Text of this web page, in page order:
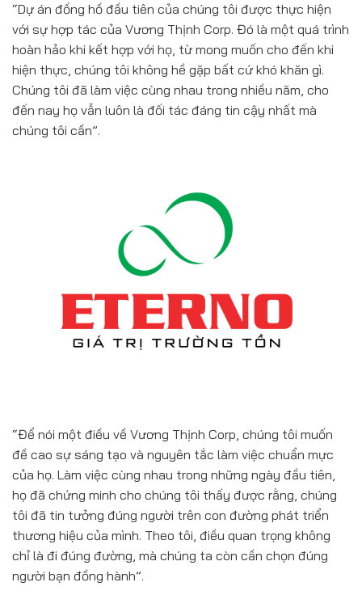
“Dự án đồng hồ đầu tiên của chúng tôi được thực hiện
với sự hợp tác của Vương Thịnh Corp. Đó là một quá trình
hoàn hảo khi kết hợp với họ, từ mong muốn cho đến khi
hiện thực, chúng tôi không hề gặp bất cứ khó khăn gì.
Chúng tôi đã làm việc cùng nhau trong nhiều năm, cho
đến nay họ vẫn luôn là đối tác đáng tin cậy nhất mà
chúng tôi cần”.
“Để nói một điều về Vương Thịnh Corp, chúng tôi muốn
đề cao sự sáng tạo và nguyên tắc làm việc chuẩn mực
của họ. Làm việc cùng nhau trong những ngày đầu tiên,
họ đã chứng minh cho chúng tôi thấy được rằng, chúng
tôi đã tin tưởng đúng người trên con đường phát triển
thương hiệu của mình. Theo tôi, điều quan trọng không
chỉ là đi đúng đường, mà chúng ta còn cần chọn đúng
người bạn đồng hành”.